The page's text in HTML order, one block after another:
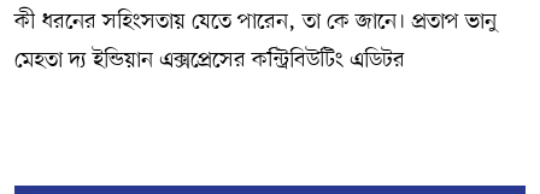
কী ধরনের সহিংসতায় যেতে পারেন, তা কে জানে। প্রতাপ ভানু
মেহতা দ্য ইন্ডিয়ান এক্সপ্রেসের কন্ট্রিবিউটিং এডিটর